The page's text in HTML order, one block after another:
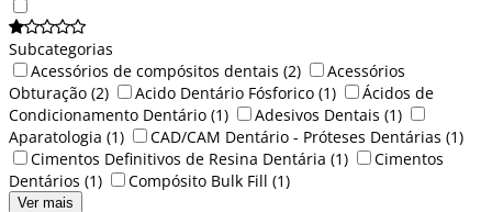
Subcategorias
Acessórios de compósitos dentais (2)
Acessórios
Obturação (2) Acido Dentário Fósforico (1)
Ácidos de
Condicionamento Dentário (1) Adesivos Dentais (1)
Aparatologia (1) CAD/CAM Dentário - Próteses Dentárias (1)
Cimentos Definitivos de Resina Dentária (1)
Cimentos
Dentários (1) Compósito Bulk Fill (1)
Ver mais